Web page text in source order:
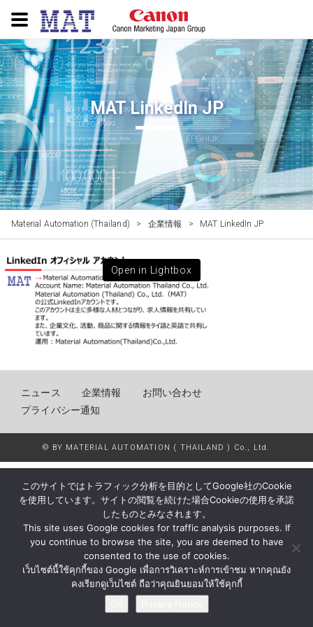
MAT LinkedIn JP
Material Automation (Thailand) > 企業情報 > MAT LinkedIn JP
Open in Lightbox
ニュース 企業情報
お問い合わせ
プライバシー通知
© BY MATERIAL AUTOMATION ( THAILAND ) Co., Ltd.
このサイトではトラフィック分析を目的としてGoogle社のCookie
を使用しています。サイトの閲覧を続けた場合Cookieの使用を承諾
したものとみなされます。
This site uses Google cookies for traffic analysis purposes. If
you continue to browse the site, you are deemed to have
consented to the use of cookies.
เว็บไซต์นี้ใช้คุกกี้ของ Google เพื่อการวิเคราะห์การเข้าชม หากคุณยัง
คงเรียกดูเว็บไซต์ ถือว่าคุณยินยอมให้ใช้คุกกี้